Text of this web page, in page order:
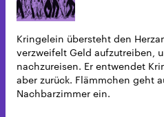
Kringelein übersteht den
verzweifelt Geld aufzutreiben,
nachzureisen. Er entwendet
aber zurück. Flämmchen geht
Nachbarzimmer ein.